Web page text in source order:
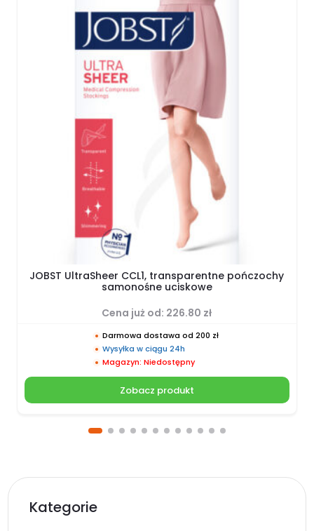
JOBST UltraSheer CCL1, transparentne pończochy
samonośne uciskowe
Cena już od: 226.80 zł
Darmowa dostawa od 200 zł
Wysyłka w ciągu 24h
Magazyn: Niedostępny
Zobacz produkt
Kategorie